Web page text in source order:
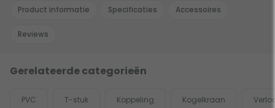
Product informatie Specificaties Accessoires
Reviews
Gerelateerde categorieën
PVC T-stuk Koppeling Kogelkraan